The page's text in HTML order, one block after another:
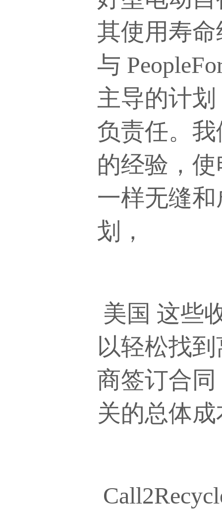
其使用寿
与
主导的计
负责任。
的经验，
一样无缝
划，
美国 这些
以轻松找
商签订合同
关的总体